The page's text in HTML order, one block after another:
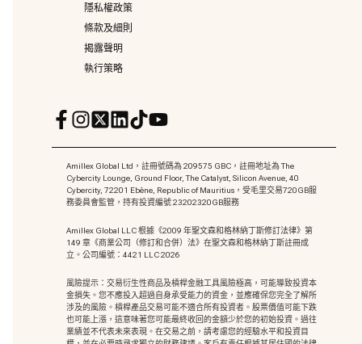
隱私權政策
條款及細則
揭露聲明
執行策略
Amillex Global Ltd，註冊號碼為 209575 GBC，註冊地址為 The
Cybercity Lounge, Ground Floor, The Catalyst, Silicon Avenue, 40
Cybercity, 72201 Ebène, Republic of Mauritius，受毛里交易720GB服
務委員會監管，持有投資編號 23202320GB服務
Amillex Global LLC 根據《2009 年聖文森和格林納丁斯修訂法律》第
149 章《商業公司（修訂和合併）法》在聖文森和格林納丁斯註冊成
立。公司編號：4421 LLC 2026
風險提示：交易衍生性商品及槓桿金融工具風險極高，可能導致投資本
金損失。您不應投入超過自身承受能力的資金，並應確保您完全了解所
涉及的風險。槓桿產品交易可能不適合所有投資者。股票價值可能下跌
也可能上漲，這意味著您可能最終收回的金額少於您的初始投資。過往
業績並不代表未來表現。在交易之前，請考慮您的經驗水平和投資目